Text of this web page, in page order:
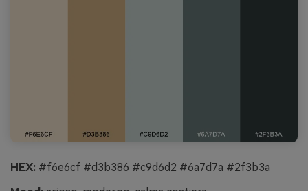
HEX: #f6e6cf #d3b386 #c9d6d2 #6a7d7a #2f3b3a